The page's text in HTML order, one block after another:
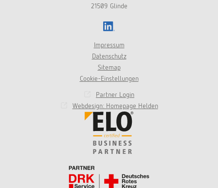
21509 Glinde
Impressum
Datenschutz
Sitemap
Cookie-Einstellungen
Partner Login
Webdesign: Homepage Helden